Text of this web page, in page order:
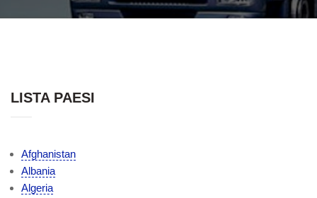
LISTA PAESI
Afghanistan
Albania
Algeria